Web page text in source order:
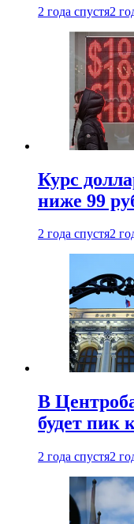
2 года спустя2
Курс
ниже 99
2 года спустя2
В
будет пик
2 года спустя2